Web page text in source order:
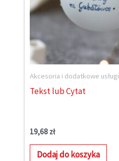
Akcesoria i dodatkowe usługi
Tekst lub Cytat
19,68 zł
Dodaj do koszyka